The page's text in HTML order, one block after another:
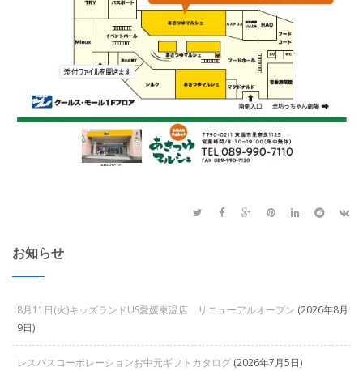
お知らせ
8月11日(火)キッズランドUS愛媛東温店 リニューアルオープン (2026年8月
9日)
レスパスコーポレーションお中元ギフトカタログ (2026年7月5日)